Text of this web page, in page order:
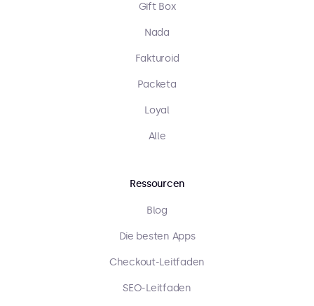
Gift Box
Nada
Fakturoid
Packeta
Loyal
Alle
Ressourcen
Blog
Die besten Apps
Checkout-Leitfaden
SEO-Leitfaden